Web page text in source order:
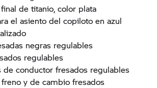
de titanio, color plata
el asiento del copiloto en azul
negras regulables
regulables
de conductor fresados regulables
y de cambio fresados